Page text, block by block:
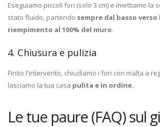
Eseguiamo piccoli fori (solo 3 cm) e iniettiamo la
stato fluido, partendo sempre dal basso
riempimento al 100% del muro.
4. Chiusura e pulizia
Finito l'intervento, chiudiamo i fori con malta a
lasciamo la tua casa pulita e in ordine.
Le tue paure (FAQ) sul